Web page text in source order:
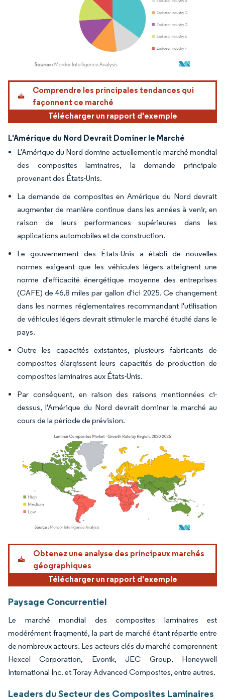
Image © Mordor Intelligence. La réutilisation nécessite une attribution sous CC BY
Comprendre les principales tendances qui
façonnent ce marché
Télécharger un rapport d'exemple
L'Amérique du Nord Devrait Dominer le Marché
L'Amérique du Nord domine actuellement le marché mondial
des composites laminaires, la demande principale
provenant des États-Unis.
La demande de composites en Amérique du Nord devrait
augmenter de manière continue dans les années à venir, en
raison de leurs performances supérieures dans les
applications automobiles et de construction.
Le gouvernement des États-Unis a établi de nouvelles
normes exigeant que les véhicules légers atteignent une
norme d'efficacité énergétique moyenne des entreprises
(CAFE) de 46,8 miles par gallon d'ici 2025. Ce changement
dans les normes réglementaires recommandant l'utilisation
de véhicules légers devrait stimuler le marché étudié dans le
pays.
Outre les capacités existantes, plusieurs fabricants de
composites élargissent leurs capacités de production de
composites laminaires aux États-Unis.
Par conséquent, en raison des raisons mentionnées ci-
dessus, l'Amérique du Nord devrait dominer le marché au
cours de la période de prévision.
Image © Mordor Intelligence. La réutilisation nécessite une attribution sous CC BY
Obtenez une analyse des principaux marchés
géographiques
Télécharger un rapport d'exemple
Paysage Concurrentiel
Le marché mondial des composites laminaires est
modérément fragmenté, la part de marché étant répartie entre
de nombreux acteurs. Les acteurs clés du marché comprennent
Hexcel Corporation, Evonik, JEC Group, Honeywell
International Inc. et Toray Advanced Composites, entre autres.
Leaders du Secteur des Composites Laminaires